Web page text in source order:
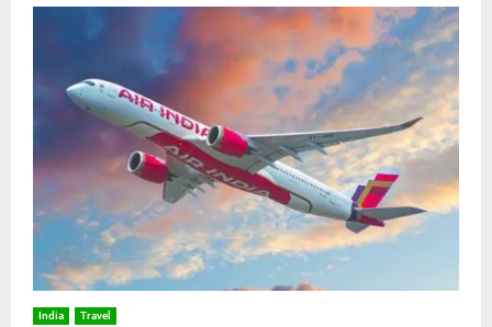
India Travel